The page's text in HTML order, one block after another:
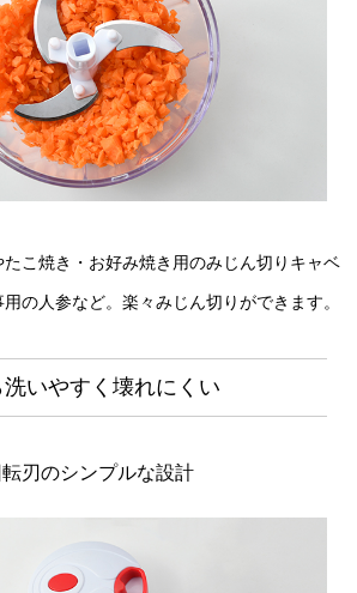
こ焼き・お好み焼き用のみじん切りキャベ
の人参など。楽々みじん切りができます。
いやすく壊れにくい
刃のシンプルな設計